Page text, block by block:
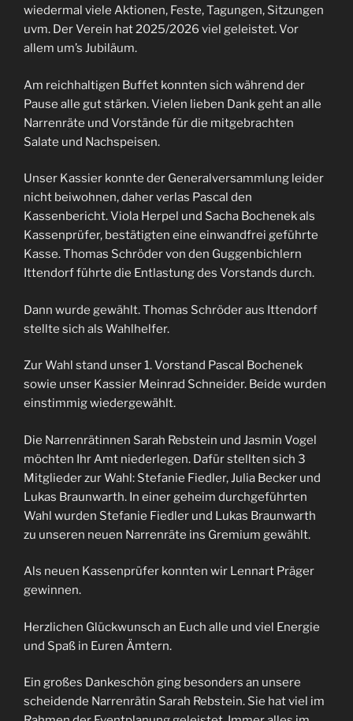
wiedermal viele Aktionen, Feste, Tagungen, Sitzungen
uvm. Der Verein hat 2025/2026 viel geleistet. Vor
allem um’s Jubiläum.
Am reichhaltigen Buffet konnten sich während der
Pause alle gut stärken. Vielen lieben Dank geht an alle
Narrenräte und Vorstände für die mitgebrachten
Salate und Nachspeisen.
Unser Kassier konnte der Generalversammlung leider
nicht beiwohnen, daher verlas Pascal den
Kassenbericht. Viola Herpel und Sacha Bochenek als
Kassenprüfer, bestätigten eine einwandfrei geführte
Kasse. Thomas Schröder von den Guggenbichlern
Ittendorf führte die Entlastung des Vorstands durch.
Dann wurde gewählt. Thomas Schröder aus Ittendorf
stellte sich als Wahlhelfer.
Zur Wahl stand unser 1. Vorstand Pascal Bochenek
sowie unser Kassier Meinrad Schneider. Beide wurden
einstimmig wiedergewählt.
Die Narrenrätinnen Sarah Rebstein und Jasmin Vogel
möchten Ihr Amt niederlegen. Dafür stellten sich 3
Mitglieder zur Wahl: Stefanie Fiedler, Julia Becker und
Lukas Braunwarth. In einer geheim durchgeführten
Wahl wurden Stefanie Fiedler und Lukas Braunwarth
zu unseren neuen Narrenräte ins Gremium gewählt.
Als neuen Kassenprüfer konnten wir Lennart Präger
gewinnen.
Herzlichen Glückwunsch an Euch alle und viel Energie
und Spaß in Euren Ämtern.
Ein großes Dankeschön ging besonders an unsere
scheidende Narrenrätin Sarah Rebstein. Sie hat viel im